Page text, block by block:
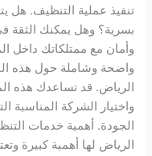
تنفيذ عملية التنظيف. هل
بسرية؟ وهل يمكنك الثقة
وأمان مع ممتلكاتك داخل
واضحة وشاملة حول هذه
الرياض. قد تساعدك هذه
واختيار الشركة المناسبة
الجودة. أهمية خدمات
الرياض لها أهمية كبيرة